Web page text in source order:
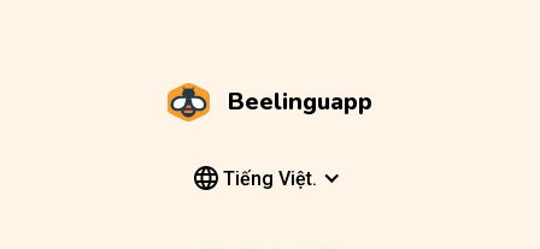
Beelinguapp
Tiếng Việt.